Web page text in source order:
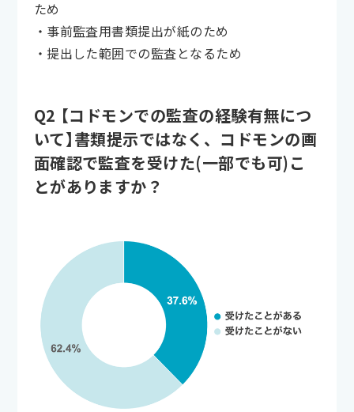
ため
・事前監査用書類提出が紙のため
・提出した範囲での監査となるため
Q2 【コドモンでの監査の経験有無につ
いて】書類提示ではなく、コドモンの画
面確認で監査を受けた(一部でも可)こ
とがありますか？